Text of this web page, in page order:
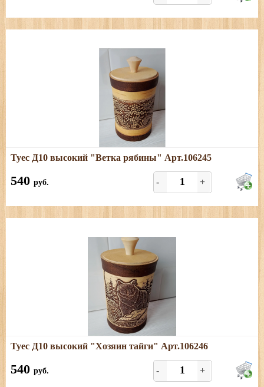
Подробнее
Размеры: высота (с хватком) - 18 см; диаметр - 10,5;
объем - 1,1л
Туес Д10 высокий "Ветка рябины" Арт.106245
540 руб. - +
Подробнее
Размеры: высота (с хватком) - 18 см; диаметр - 10,5;
объем - 1,1 л
Туес Д10 высокий "Хозяин тайги" Арт.106246
540 руб. - +